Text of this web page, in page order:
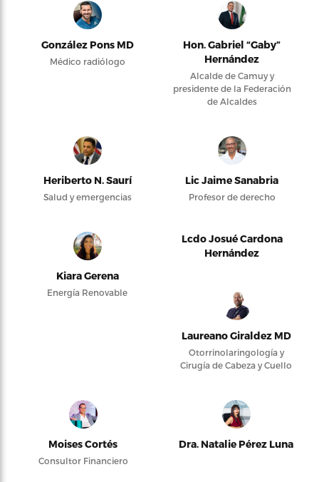
González Pons MD
Médico radiólogo
Hon. Gabriel “Gaby”
Hernández
Alcalde de Camuy y
presidente de la Federación
de Alcaldes
Heriberto N. Saurí
Salud y emergencias
Lic Jaime Sanabria
Profesor de derecho
Kiara Gerena
Energía Renovable
Lcdo Josué Cardona
Hernández
Laureano Giraldez MD
Otorrinolaringología y
Cirugía de Cabeza y Cuello
Moises Cortés
Consultor Financiero
Dra. Natalie Pérez Luna